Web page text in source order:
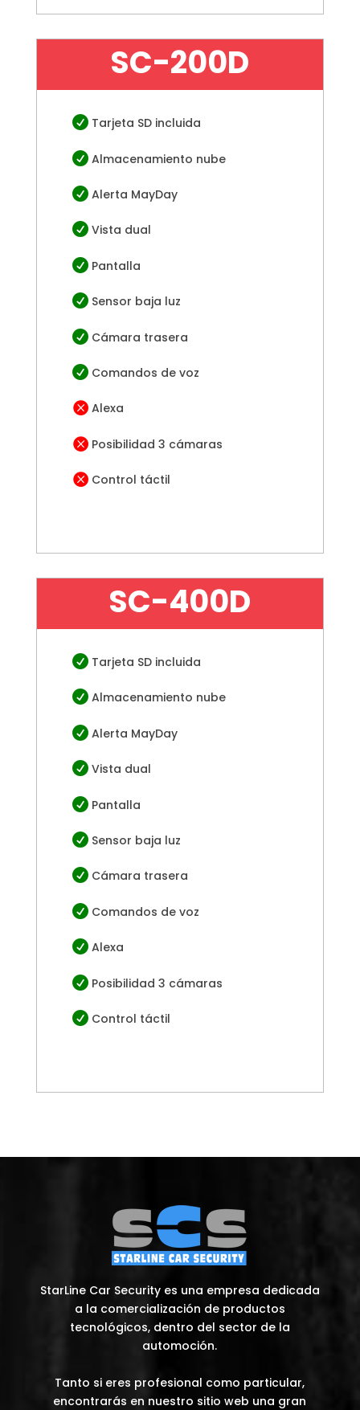
SC-200D
Tarjeta SD incluida
Almacenamiento nube
Alerta MayDay
Vista dual
Pantalla
Sensor baja luz
Cámara trasera
Comandos de voz
Alexa
Posibilidad 3 cámaras
Control táctil
SC-400D
Tarjeta SD incluida
Almacenamiento nube
Alerta MayDay
Vista dual
Pantalla
Sensor baja luz
Cámara trasera
Comandos de voz
Alexa
Posibilidad 3 cámaras
Control táctil
StarLine Car Security es una empresa dedicada
a la comercialización de productos
tecnológicos, dentro del sector de la
automoción.
Tanto si eres profesional como particular,
encontrarás en nuestro sitio web una gran